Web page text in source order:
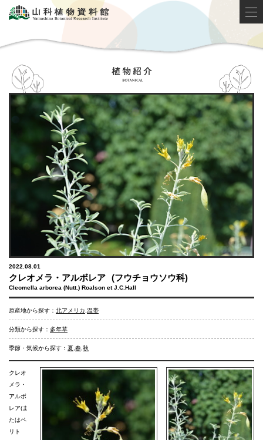
2022.08.01
クレオメラ・アルボレア (フウチョウソウ科)
Cleomella arborea (Nutt.) Roalson et J.C.Hall
原産地から探す： 北アメリカ 温帯
分類から探す： 多年草
季節・気候から探す： 夏 春 秋
クレオ
メラ・
アルボ
レア(ま
たはペ
リト